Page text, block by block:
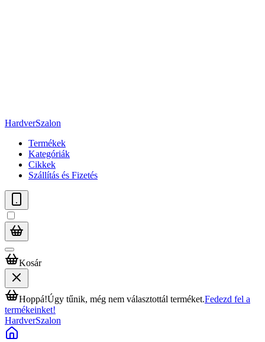
HardverSzalon
Termékek
Kategóriák
Cikkek
Szállítás és Fizetés
Kosár
Hoppá!Úgy tűnik, még nem választottál terméket.Fedezd fel a
termékeinket!
HardverSzalon